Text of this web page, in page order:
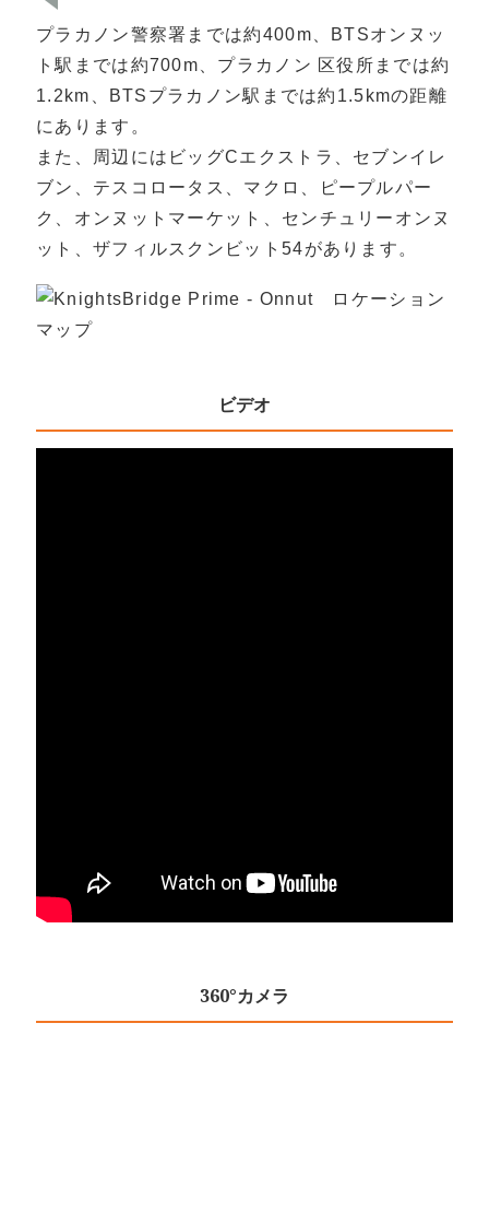
プラカノン警察署までは約400m、BTSオンヌッ
ト駅までは約700m、プラカノン 区役所までは約
1.2km、BTSプラカノン駅までは約1.5kmの距離
にあります。
また、周辺にはビッグCエクストラ、セブンイレ
ブン、テスコロータス、マクロ、ピープルパー
ク、オンヌットマーケット、センチュリーオンヌ
ット、ザフィルスクンビット54があります。
ビデオ
360°カメラ